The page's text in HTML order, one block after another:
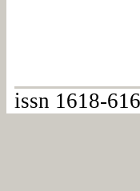
issn 1618-